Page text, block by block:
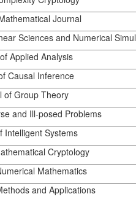
Journal
Sciences and Numerical
Applied Analysis
Causal Inference
of Group Theory
and Ill-posed Problems
Intelligent Systems
Cryptology
Mathematics
and Applications